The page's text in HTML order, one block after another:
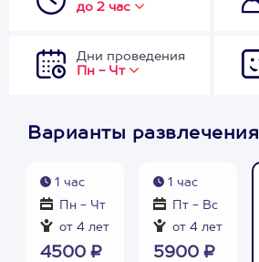
до 2 час
Дни проведения
Пн - Чт
Варианты развлечения
1 час
Пн - Чт
от 4 лет
4500 ₽
1 час
Пт - Вс
от 4 лет
5900 ₽